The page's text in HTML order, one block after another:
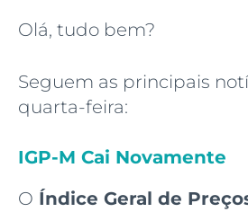
Olá, tudo bem?
Seguem as principais
quarta-feira:
IGP-M Cai Novamente
O Índice Geral de